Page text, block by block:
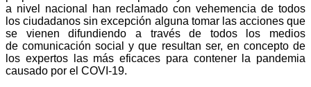
a nivel nacional han reclamado con vehemencia de todos
los ciudadanos sin excepción alguna tomar las acciones que
se vienen difundiendo a través de todos los medios
decomunicación social y que resultan ser, en concepto de
los expertos las más eficaces para contener la pandemia
causado por el COVI-19.